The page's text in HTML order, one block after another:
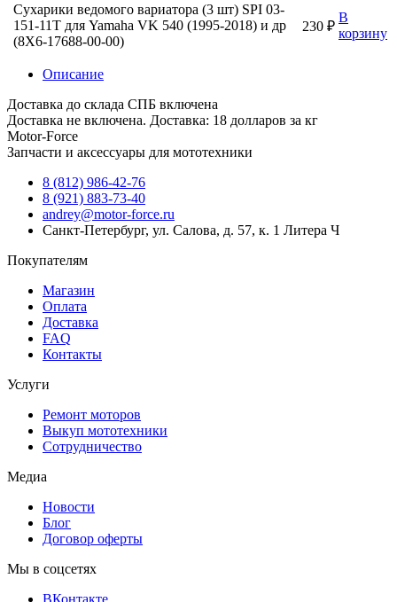
Сухарики ведомого вариатора (3 шт) SPI 03-
151-11T для Yamaha VK 540 (1995-2018) и др
(8X6-17688-00-00)
230 ₽
В
корзину
Описание
Доставка до склада СПБ включена
Доставка не включена. Доставка: 18 долларов за кг
Motor-Force
Запчасти и аксессуары для мототехники
8 (812) 986-42-76
8 (921) 883-73-40
andrey@motor-force.ru
Санкт-Петербург, ул. Салова, д. 57, к. 1 Литера Ч
Покупателям
Магазин
Оплата
Доставка
FAQ
Контакты
Услуги
Ремонт моторов
Выкуп мототехники
Сотрудничество
Медиа
Новости
Блог
Договор оферты
Мы в соцсетях
ВКонтакте